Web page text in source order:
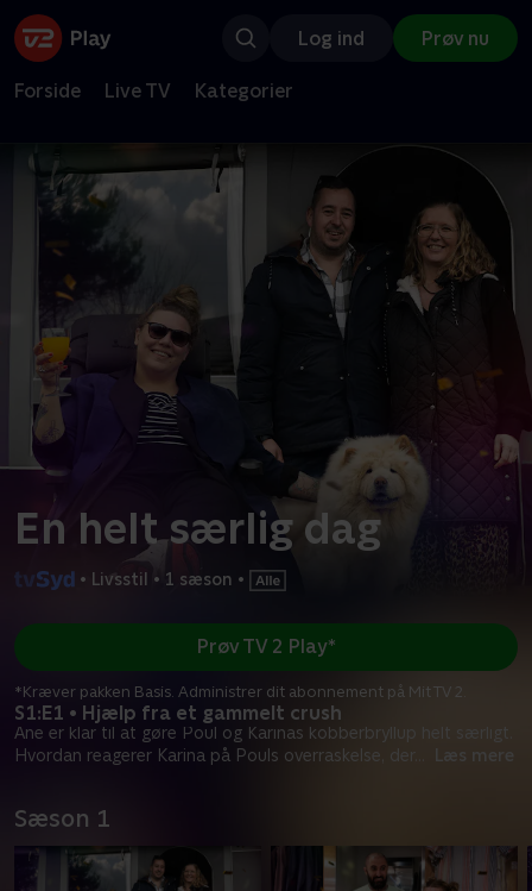
Log ind Prøv nu
Forside Live TV Kategorier
En helt særlig dag
• Livsstil • 1 sæson •
S1:E1 • Hjælp fra et gammelt crush
Ane er klar til at gøre Poul og Karinas kobberbryllup helt særligt.
Hvordan reagerer Karina på Pouls overraskelse, der
Læs mere
Prøv TV 2 Play*
*Kræver pakken Basis. Administrer dit abonnement på Mit TV 2.
Sæson 1